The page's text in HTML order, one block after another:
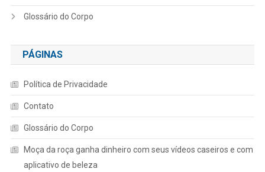
Glossário do Corpo
PÁGINAS
Política de Privacidade
Contato
Glossário do Corpo
Moça da roça ganha dinheiro com seus vídeos caseiros e com
aplicativo de beleza